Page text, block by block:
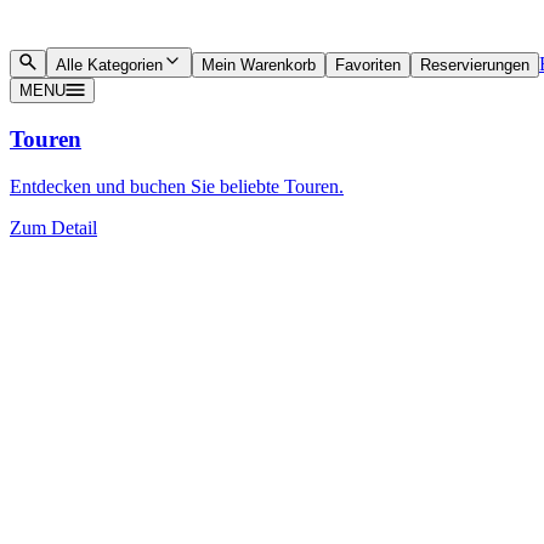
Alle Kategorien Mein Warenkorb Favoriten Reservierungen
MENU
Touren
Entdecken und buchen Sie beliebte Touren.
Zum Detail